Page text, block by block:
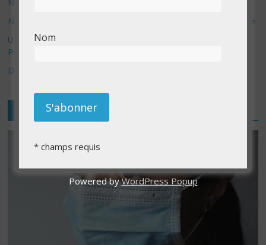
Nouveau site web – Amadova – nouvelle cliente
Nouveau service de prise de photo de produit pour e-commerce
Un nouveau type de produit par BiMoo en vente sur Best Buy
Price
Démantèlement d’amazon – une bonne idée
Publicité
Nom
* champs requis
Powered byWordPress Popup